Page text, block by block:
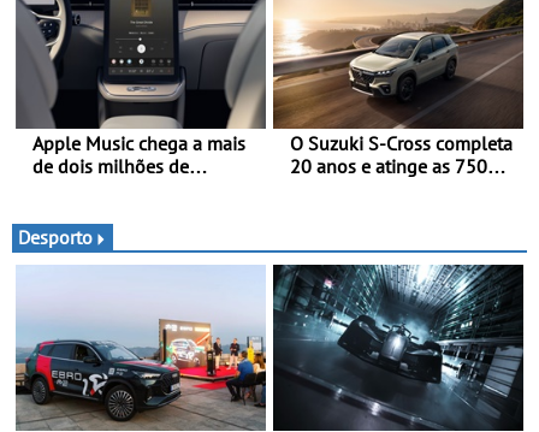
desempenho da terceira
geração do modelo elétrico
da marca
Apple Music chega a mais
de dois milhões de
O Suzuki S-Cross completa
20 anos e atinge as 750
Desporto